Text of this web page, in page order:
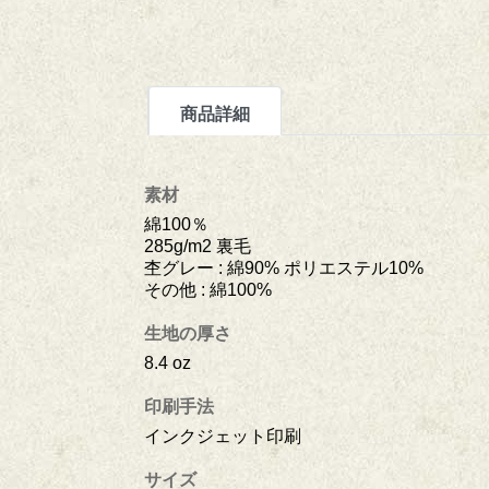
商品詳細
素材
綿100％
285g/m2 裏毛
杢グレー : 綿90% ポリエステル10%
その他 : 綿100%
生地の厚さ
8.4 oz
印刷手法
インクジェット印刷
サイズ